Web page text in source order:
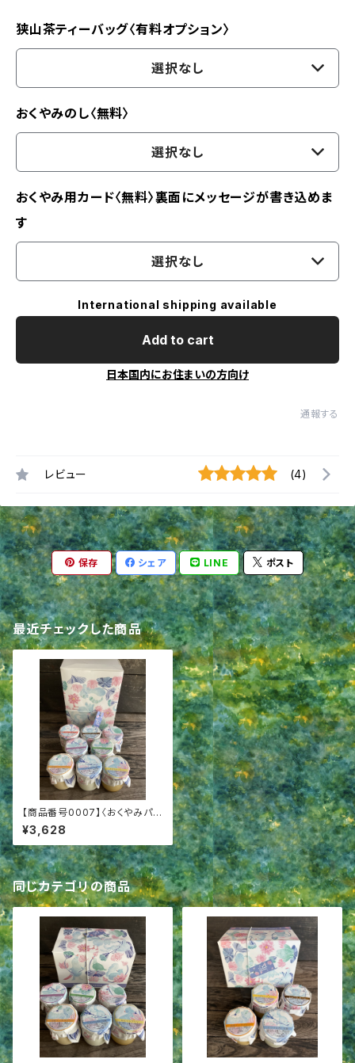
狭山茶ティーバッグ〈有料オプション〉
選択なし
おくやみのし〈無料〉
選択なし
おくやみ用カード〈無料〉裏面にメッセージが書き込めま
す
選択なし
International shipping available
Add to cart
日本国内にお住まいの方向け
通報する
レビュー (4)
保存 シェア LINE ポスト
最近チェックした商品
【商品番号0007】〈おくやみパッ
ケージ8〉プリン８個詰合せ 香
典返し 喪中御見舞 弔事用ギ
フト
¥3,628
同じカテゴリの商品